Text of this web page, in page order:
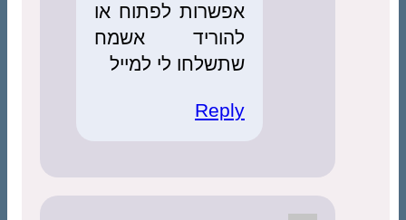
אפשרות לפתוח או
להוריד אשמח
שתשלחו לי למייל
Reply